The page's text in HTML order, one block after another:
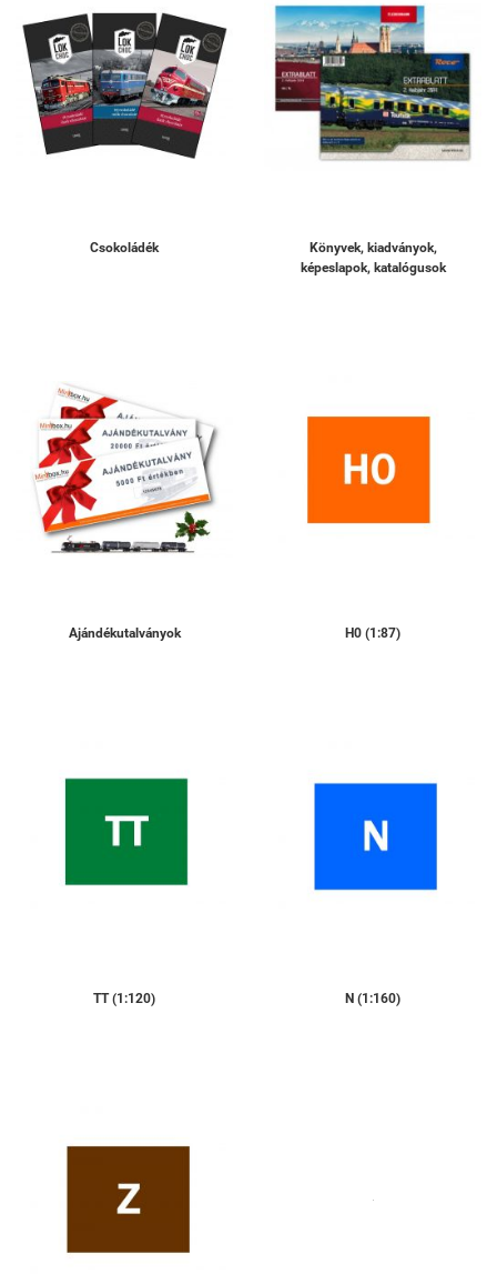
Csokoládék
Könyvek, kiadványok,
képeslapok, katalógusok
Ajándékutalványok H0 (1:87)
TT (1:120) N (1:160)